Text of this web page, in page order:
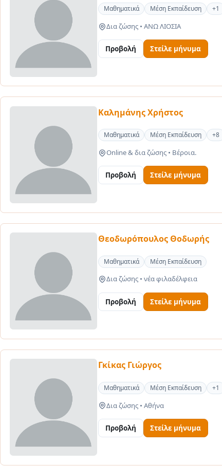
Μαθηματικά
Μέση Εκπαίδευση +1
Δια ζώσης • ΑΝΩ ΛΙΟΣΙΑ
Προβολή Στείλε μήνυμα
Καλημάνης Χρήστος
Μαθηματικά
Μέση Εκπαίδευση +8
Online & δια ζώσης • Βέροια.
Προβολή Στείλε μήνυμα
Θεοδωρόπουλος Θοδωρής
Μαθηματικά
Μέση Εκπαίδευση
Δια ζώσης • νέα φιλαδέλφεια
Προβολή Στείλε μήνυμα
Γκίκας Γιώργος
Μαθηματικά
Μέση Εκπαίδευση +1
Δια ζώσης • Αθήνα
Προβολή Στείλε μήνυμα